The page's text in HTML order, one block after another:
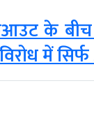
के
में